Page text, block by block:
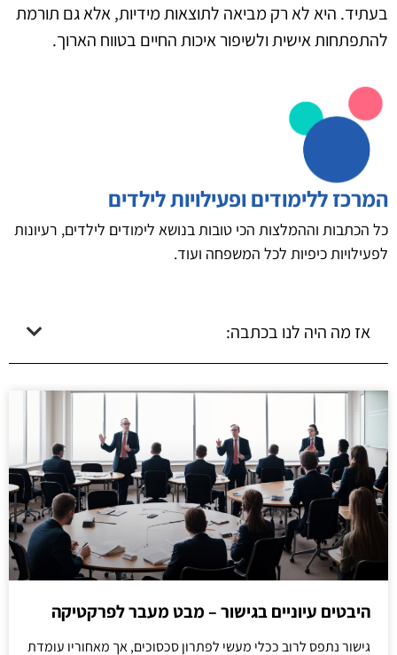
בעתיד. היא לא רק מביאה לתוצאות מידיות, אלא גם תורמת
להתפתחות אישית ולשיפור איכות החיים בטווח הארוך.
המרכז ללימודים ופעילויות לילדים
כל הכתבות וההמלצות הכי טובות בנושא לימודים לילדים, רעיונות
לפעילויות כיפיות לכל המשפחה ועוד.
אז מה היה לנו בכתבה:
היבטים עיוניים בגישור – מבט מעבר לפרקטיקה
גישור נתפס לרוב ככלי מעשי לפתרון סכסוכים, אך מאחוריו עומדת